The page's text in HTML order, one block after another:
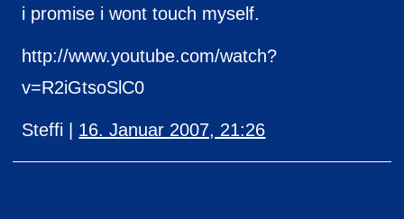
i promise i wont touch myself.
http://www.youtube.com/watch?
v=R2iGtsoSlC0
Steffi | 16. Januar 2007, 21:26